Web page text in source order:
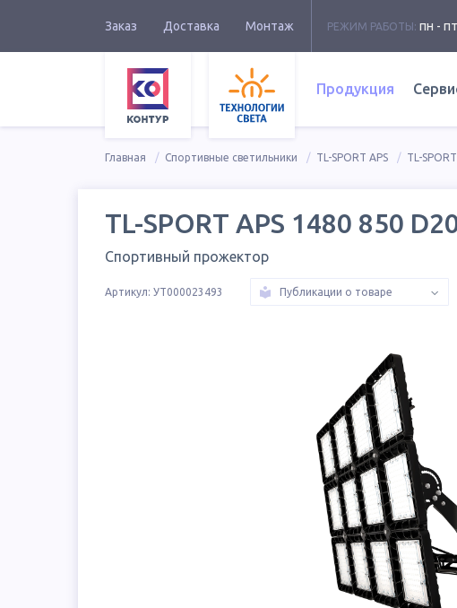
Заказ Доставка Монтаж РЕЖИМ РАБОТЫ: пн -
Продукция
Главная Спортивные светильники TL-SPORT APS TL-
TL-SPORT APS 1480 850
Спортивный прожектор
Артикул: УТ000023493 Публикации о товаре